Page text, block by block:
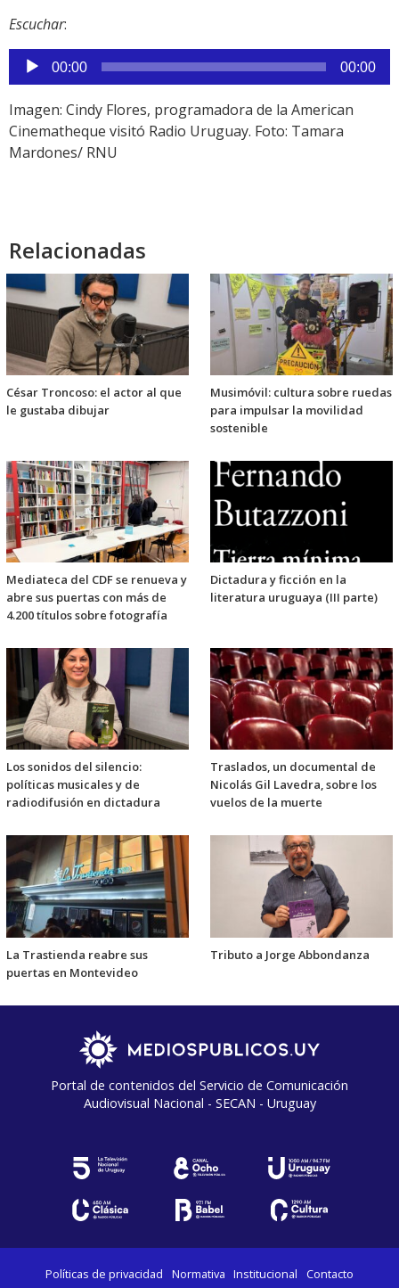
Escuchar:
Reproductor
de
audio
00:00 00:00
Imagen: Cindy Flores, programadora de la American
Cinematheque visitó Radio Uruguay. Foto: Tamara
Mardones/ RNU
Relacionadas
César Troncoso: el actor al que
le gustaba dibujar
Musimóvil: cultura sobre ruedas
para impulsar la movilidad
sostenible
Mediateca del CDF se renueva y
abre sus puertas con más de
4.200 títulos sobre fotografía
Dictadura y ficción en la
literatura uruguaya (III parte)
Los sonidos del silencio:
políticas musicales y de
radiodifusión en dictadura
Traslados, un documental de
Nicolás Gil Lavedra, sobre los
vuelos de la muerte
La Trastienda reabre sus
puertas en Montevideo
Tributo a Jorge Abbondanza
Portal de contenidos del Servicio de Comunicación
Audiovisual Nacional - SECAN - Uruguay
Políticas de privacidad Normativa Institucional Contacto